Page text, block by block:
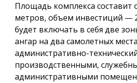
Площадь комплекса составит
метров, объем инвестиций —
будет включать в себя две
ангар на два самолетных
административно-
производственными,
административными